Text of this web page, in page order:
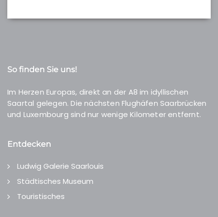
So finden Sie uns!
Im Herzen Europas, direkt an der A8 im idyllischen
Saartal gelegen. Die nächsten Flughäfen Saarbrücken
und Luxembourg sind nur wenige Kilometer entfernt.
Entdecken
Ludwig Galerie Saarlouis
Städtisches Museum
Touristisches